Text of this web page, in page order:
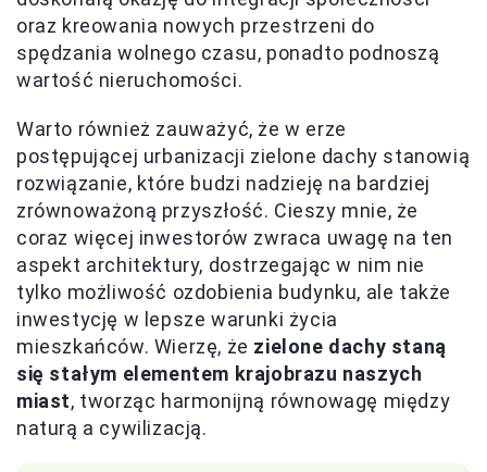
oraz kreowania nowych przestrzeni do
spędzania wolnego czasu, ponadto podnoszą
wartość nieruchomości.
Warto również zauważyć, że w erze
postępującej urbanizacji zielone dachy stanowią
rozwiązanie, które budzi nadzieję na bardziej
zrównoważoną przyszłość. Cieszy mnie, że
coraz więcej inwestorów zwraca uwagę na ten
aspekt architektury, dostrzegając w nim nie
tylko możliwość ozdobienia budynku, ale także
inwestycję w lepsze warunki życia
mieszkańców. Wierzę, że zielone dachy staną
się stałym elementem krajobrazu naszych
miast, tworząc harmonijną równowagę między
naturą a cywilizacją.